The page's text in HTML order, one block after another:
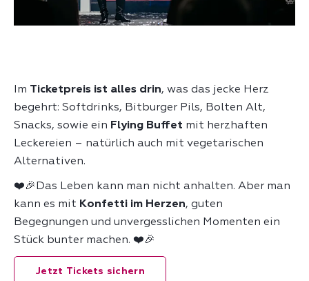
Im Ticketpreis ist alles drin, was das jecke Herz
begehrt: Softdrinks, Bitburger Pils, Bolten Alt,
Snacks, sowie ein Flying Buffet mit herzhaften
Leckereien – natürlich auch mit vegetarischen
Alternativen.
❤️🎉Das Leben kann man nicht anhalten. Aber man
kann es mit Konfetti im Herzen, guten
Begegnungen und unvergesslichen Momenten ein
Stück bunter machen. ❤️🎉
Jetzt Tickets sichern